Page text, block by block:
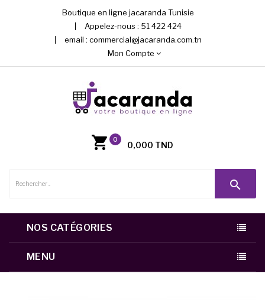
Boutique en ligne jacaranda Tunisie
Appelez-nous : 51 422 424
email : commercial@jacaranda.com.tn
Mon Compte
0
0,000 TND
search
NOS CATÉGORIES
MENU